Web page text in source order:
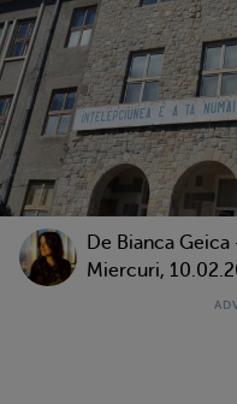
De Bianca
Miercuri,